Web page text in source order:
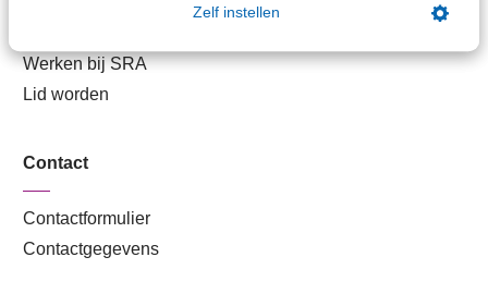
Zelf instellen
Werken bij SRA
Lid worden
Contact
Contactformulier
Contactgegevens